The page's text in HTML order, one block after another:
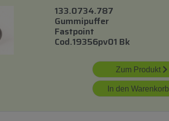
133.0734.787
Gummipuffer
Fastpoint
Cod.19356pv01 Bk
Zum Produkt
In den Warenkorb